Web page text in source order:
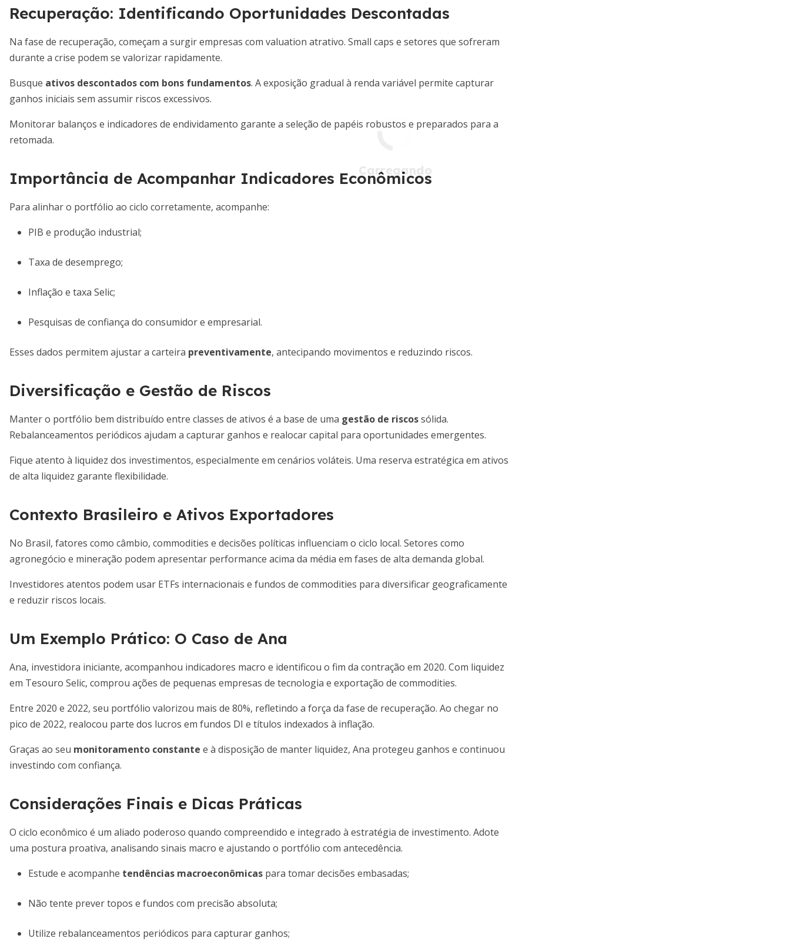
Recuperação: Identificando Oportunidades Descontadas
Na fase de recuperação, começam a surgir empresas com valuation atrativo. Small caps e setores que sofreram
durante a crise podem se valorizar rapidamente.
Busque ativos descontados com bons fundamentos. A exposição gradual à renda variável permite capturar
ganhos iniciais sem assumir riscos excessivos.
Monitorar balanços e indicadores de endividamento garante a seleção de papéis robustos e preparados para a
retomada.
Importância de Acompanhar Indicadores Econômicos
Para alinhar o portfólio ao ciclo corretamente, acompanhe:
PIB e produção industrial;
Taxa de desemprego;
Inflação e taxa Selic;
Pesquisas de confiança do consumidor e empresarial.
Esses dados permitem ajustar a carteira preventivamente, antecipando movimentos e reduzindo riscos.
Diversificação e Gestão de Riscos
Manter o portfólio bem distribuído entre classes de ativos é a base de uma gestão de riscossólida.
Rebalanceamentos periódicos ajudam a capturar ganhos e realocar capital para oportunidades emergentes.
Fique atento à liquidez dos investimentos, especialmente em cenários voláteis. Uma reserva estratégica em ativos
de alta liquidez garante flexibilidade.
Contexto Brasileiro e Ativos Exportadores
No Brasil, fatores como câmbio, commodities e decisões políticas influenciam o ciclo local. Setores como
agronegócio e mineração podem apresentar performance acima da média em fases de alta demanda global.
Investidores atentos podem usar ETFs internacionais e fundos de commodities para diversificar geograficamente
e reduzir riscos locais.
Um Exemplo Prático: O Caso de Ana
Ana, investidora iniciante, acompanhou indicadores macro e identificou o fim da contração em 2020. Com liquidez
em Tesouro Selic, comprou ações de pequenas empresas de tecnologia e exportação de commodities.
Entre 2020 e 2022, seu portfólio valorizou mais de 80%, refletindo a força da fase de recuperação. Ao chegar no
pico de 2022, realocou parte dos lucros em fundos DI e títulos indexados à inflação.
Graças ao seu monitoramento constante e à disposição de manter liquidez, Ana protegeu ganhos e continuou
investindo com confiança.
Considerações Finais e Dicas Práticas
O ciclo econômico é um aliado poderoso quando compreendido e integrado à estratégia de investimento. Adote
uma postura proativa, analisando sinais macro e ajustando o portfólio com antecedência.
Estude e acompanhe tendências macroeconômicas para tomar decisões embasadas;
Não tente prever topos e fundos com precisão absoluta;
Utilize rebalanceamentos periódicos para capturar ganhos;